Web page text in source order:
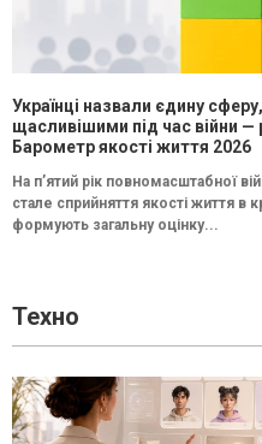
Українці назвали єдину
щасливішими під час війни
Барометр якості життя 2026
На п’ятий рік повномасштабної
стале сприйняття якості життя в
формують загальну оцінку...
Техно